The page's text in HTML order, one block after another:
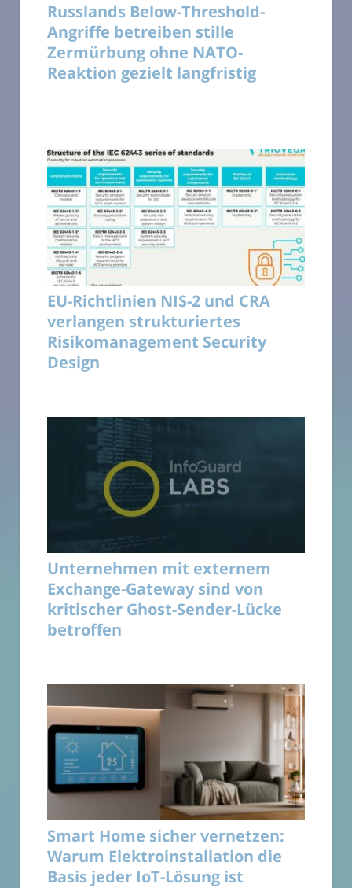
Russlands Below-Threshold-
Angriffe betreiben stille
Zermürbung ohne NATO-
Reaktion gezielt langfristig
EU-Richtlinien NIS-2 und CRA
verlangen strukturiertes
Risikomanagement Security
Design
Unternehmen mit externem
Exchange-Gateway sind von
kritischer Ghost-Sender-Lücke
betroffen
Smart Home sicher vernetzen:
Warum Elektroinstallation die
Basis jeder IoT-Lösung ist